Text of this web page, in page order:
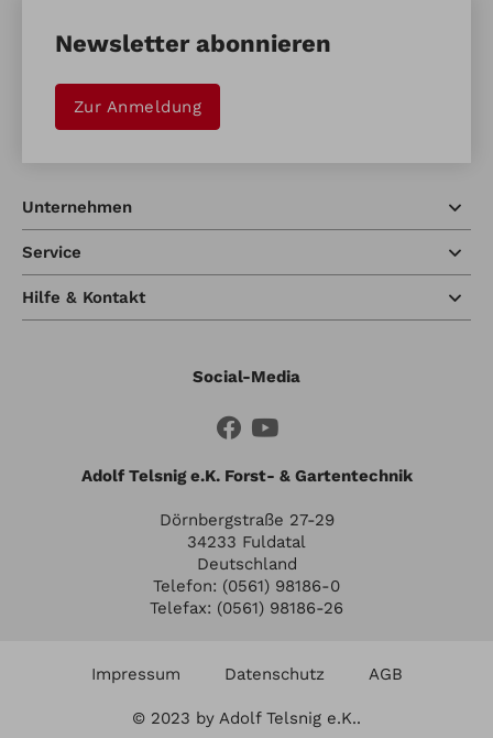
Newsletter abonnieren
Zur Anmeldung
Unternehmen
Service
Hilfe & Kontakt
Social-Media
Adolf Telsnig e.K. Forst- & Gartentechnik
Dörnbergstraße 27-29
34233 Fuldatal
Deutschland
Telefon: (0561) 98186-0
Telefax: (0561) 98186-26
Impressum Datenschutz AGB
© 2023 by Adolf Telsnig e.K..